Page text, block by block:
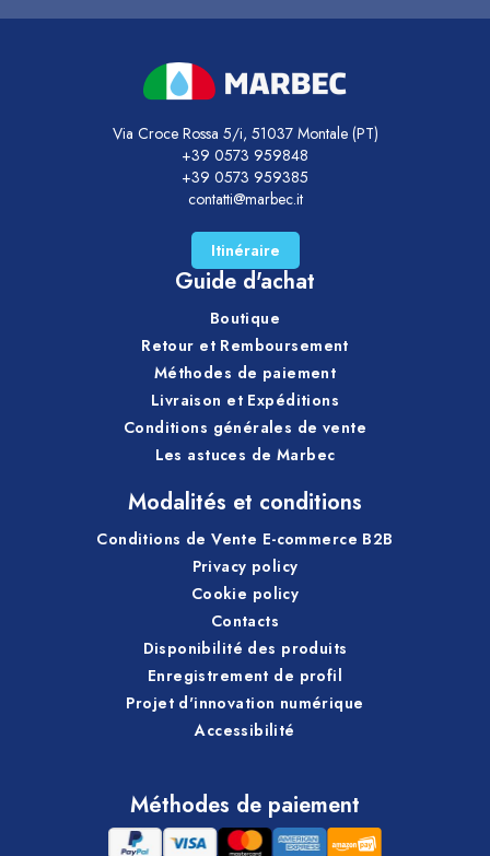
les voiles, et quelles précautions permettent
sols en bois et les surfaces sensibles.
Lien vers l’article
Ces guides vous aident à choisir la méthode de
nettoyage la plus adaptée, à utiliserROBOPARQUET®
correctement et à simplifier l’entretien quotidien du
parquet, tout en gardant la surface plus propre, plus
uniforme et plus agréable dans le temps.
Via Croce Rossa 5/i, 51037 Montale (PT)
+39 0573 959848
+39 0573 959385
contatti@marbec.it
Itinéraire
Guide d'achat
Boutique
Retour et Remboursement
Méthodes de paiement
Livraison et Expéditions
Conditions générales de vente
Les astuces de Marbec
Modalités et conditions
Conditions de Vente E-commerce B2B
Privacy policy
Cookie policy
Contacts
Disponibilité des produits
Enregistrement de profil
Projet d'innovation numérique
Accessibilité
Méthodes de paiement